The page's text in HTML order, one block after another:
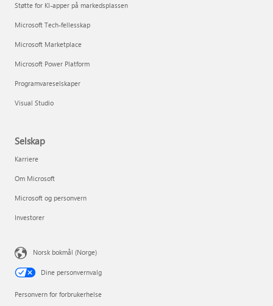
Støtte for KI-apper på markedsplassen
Microsoft Tech-fellesskap
Microsoft Marketplace
Microsoft Power Platform
Programvareselskaper
Visual Studio
Selskap
Karriere
Om Microsoft
Microsoft og personvern
Investorer
Norsk bokmål (Norge)
Dine personvernvalg
Personvern for forbrukerhelse